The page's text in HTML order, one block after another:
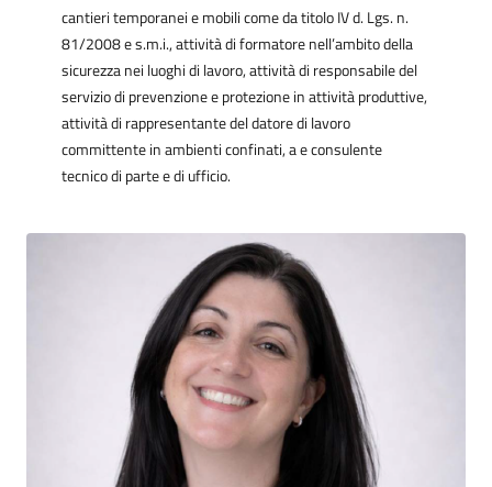
cantieri temporanei e mobili come da titolo IV d. Lgs. n.
81/2008 e s.m.i., attività di formatore nell’ambito della
sicurezza nei luoghi di lavoro, attività di responsabile del
servizio di prevenzione e protezione in attività produttive,
attività di rappresentante del datore di lavoro
committente in ambienti confinati, a e consulente
tecnico di parte e di ufficio.